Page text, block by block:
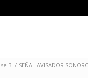
B / SEÑAL AVISADOR